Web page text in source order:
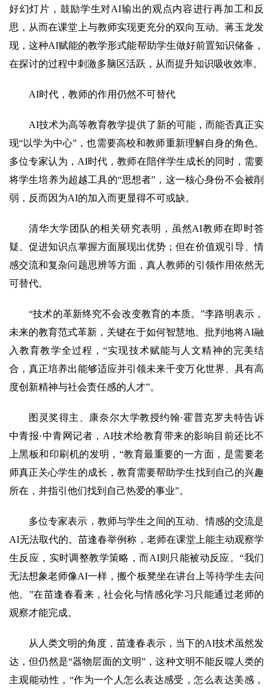
好幻灯片，鼓励学生对AI输出的观点内容进行再加工和反
思，从而在课堂上与教师实现更充分的双向互动。蒋玉龙发
现，这种AI赋能的教学形式能帮助学生做好前置知识储备，
在探讨的过程中刺激多脑区活跃，从而提升知识吸收效率。
AI时代，教师的作用仍然不可替代
AI技术为高等教育教学提供了新的可能，而能否真正实
现“以学为中心”，也需要高校和教师重新理解自身的角色。
多位专家认为，AI时代，教师在陪伴学生成长的同时，需要
将学生培养为超越工具的“思想者”，这一核心身份不会被削
弱，反而因为AI的加入而更显得不可或缺。
清华大学团队的相关研究表明，虽然AI教师在即时答
疑、促进知识点掌握方面展现出优势；但在价值观引导、情
感交流和复杂问题思辨等方面，真人教师的引领作用依然无
可替代。
“技术的革新终究不会改变教育的本质。”李路明表示，
未来的教育范式革新，关键在于如何智慧地、批判地将AI融
入教育教学全过程，“实现技术赋能与人文精神的完美结
合，真正培养出能够适应并引领未来千变万化世界、具有高
度创新精神与社会责任感的人才”。
图灵奖得主、康奈尔大学教授约翰·霍普克罗夫特告诉
中青报·中青网记者，AI技术给教育带来的影响目前还比不
上黑板和印刷机的发明，“教育最重要的一方面，是需要老
师真正关心学生的成长，教育需要帮助学生找到自己的兴趣
所在，并指引他们找到自己热爱的事业”。
多位专家表示，教师与学生之间的互动、情感的交流是
AI无法取代的。苗逢春举例称，老师在课堂上能主动观察学
生反应，实时调整教学策略，而AI则只能被动反应。“我们
无法想象老师像AI一样，搬个板凳坐在讲台上等待学生去问
他。”在苗逢春看来，社会化与情感化学习只能通过老师的
观察才能完成。
从人类文明的角度，苗逢春表示，当下的AI技术虽然发
达，但仍然是“器物层面的文明”，这种文明不能反噬人类的
主观能动性，“作为一个人怎么表达感受，怎么表达美感，